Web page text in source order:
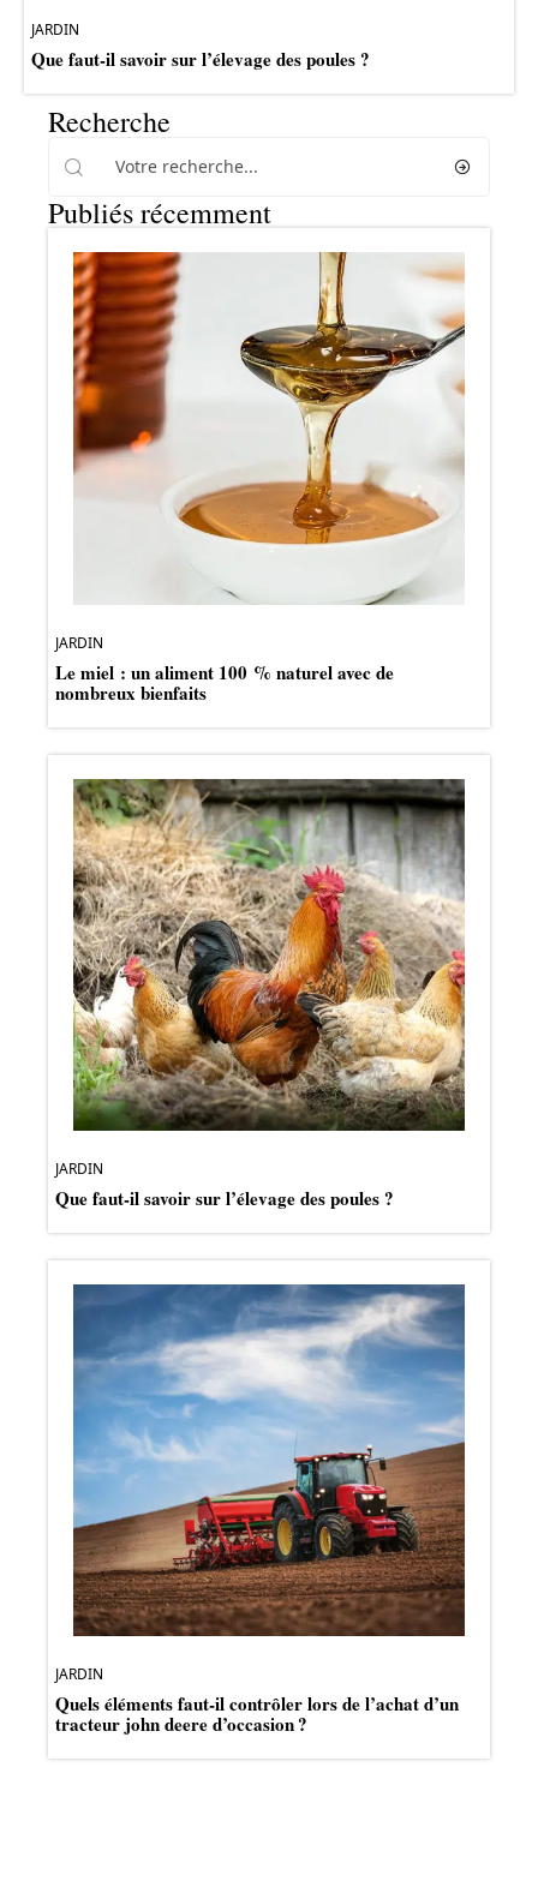
JARDIN
Que faut-il savoir sur l’élevage des poules ?
Recherche
Publiés récemment
JARDIN
Le miel : un aliment 100 % naturel avec de
nombreux bienfaits
JARDIN
Que faut-il savoir sur l’élevage des poules ?
JARDIN
Quels éléments faut-il contrôler lors de l’achat d’un
tracteur john deere d’occasion ?